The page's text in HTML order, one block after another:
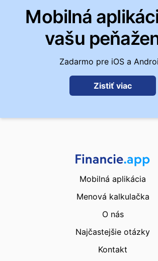
Mobilná
vašu
Zadarmo pre iOS a
Zistiť viac
Mobilná aplikácia
Menová kalkulačka
O nás
Najčastejšie otázky
Kontakt